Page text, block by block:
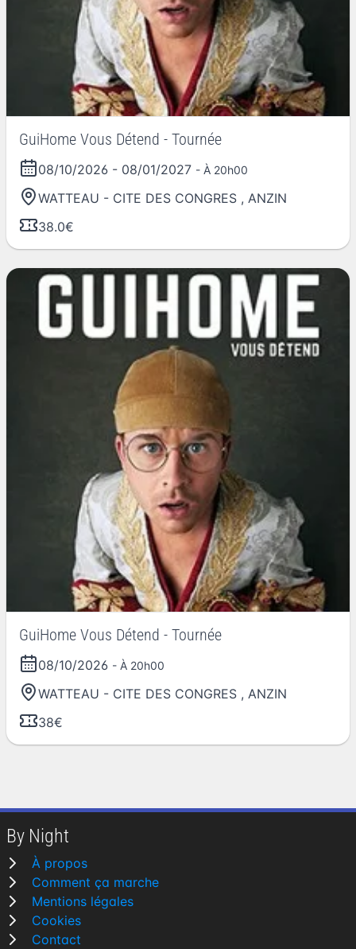
GuiHome Vous Détend - Tournée
08/10/2026 - 08/01/2027 - À 20h00
WATTEAU - CITE DES CONGRES , ANZIN
38.0€
GuiHome Vous Détend - Tournée
08/10/2026 - À 20h00
WATTEAU - CITE DES CONGRES , ANZIN
38€
By Night
À propos
Comment ça marche
Mentions légales
Cookies
Contact